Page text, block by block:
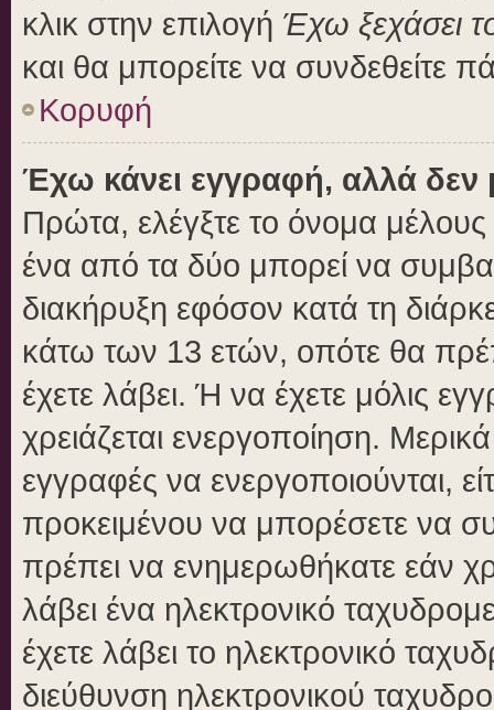
κλικ στην επιλογή Έχω ξεχάσει
και θα μπορείτε να συνδεθείτε
Κορυφή
Έχω κάνει εγγραφή, αλλά
Πρώτα, ελέγξτε το όνομα μέλους
ένα από τα δύο μπορεί να
διακήρυξη εφόσον κατά τη
κάτω των 13 ετών, οπότε θα
έχετε λάβει. Ή να έχετε μόλις
χρειάζεται ενεργοποίηση.
εγγραφές να ενεργοποιούνται,
προκειμένου να μπορέσετε να
πρέπει να ενημερωθήκατε εάν
λάβει ένα ηλεκτρονικό
έχετε λάβει το ηλεκτρονικό
διεύθυνση ηλεκτρονικού